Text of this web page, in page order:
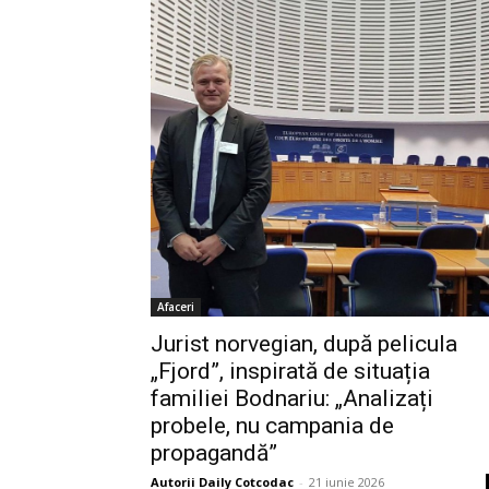
Afaceri
Jurist norvegian, după pelicula
„Fjord”, inspirată de situația
familiei Bodnariu: „Analizați
probele, nu campania de
propagandă”
Autorii Daily Cotcodac - 21 iunie 2026